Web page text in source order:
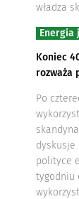
władza
Energia
Koniec
rozważa
Po
dyskusje
polityce
tygodniu